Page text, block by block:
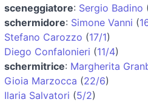
sceneggiatore: Sergio Badino
schermidore: Simone Vanni (
Stefano Carozzo (17/1)
Diego Confalonieri (11/4)
schermitrice: Margherita
Gioia Marzocca (22/6)
Ilaria Salvatori (5/2)